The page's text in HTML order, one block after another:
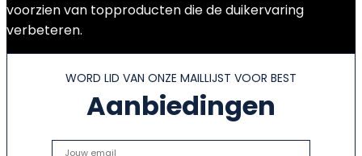
voorzien van topproducten die de duikervaring
verbeteren.
WORD LID VAN ONZE MAILLIJST VOOR BEST
Aanbiedingen